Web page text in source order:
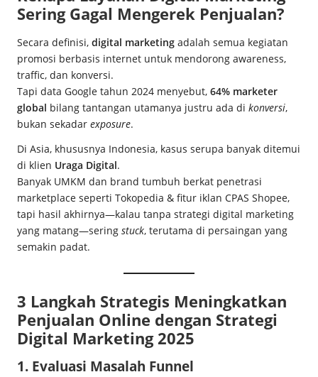
Sering Gagal Mengerek Penjualan?
Secara definisi, digital marketing adalah semua kegiatan
promosi berbasis internet untuk mendorong awareness,
traffic, dan konversi.
Tapi data Google tahun 2024 menyebut, 64% marketer
global bilang tantangan utamanya justru ada di konversi,
bukan sekadar exposure.
Di Asia, khususnya Indonesia, kasus serupa banyak ditemui
di klien Uraga Digital.
Banyak UMKM dan brand tumbuh berkat penetrasi
marketplace seperti Tokopedia & fitur iklan CPAS Shopee,
tapi hasil akhirnya—kalau tanpa strategi digital marketing
yang matang—sering stuck, terutama di persaingan yang
semakin padat.
3 Langkah Strategis Meningkatkan
Penjualan Online dengan Strategi
Digital Marketing 2025
1. Evaluasi Masalah Funnel